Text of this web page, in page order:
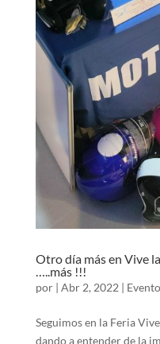
Otro día más en Vive
…..más !!!
por | Abr 2, 2022 |
Seguimos en la Feria
dando a entender de la